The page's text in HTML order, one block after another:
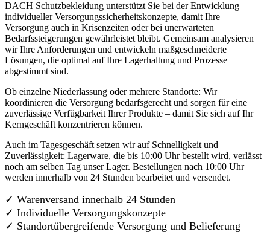
DACH Schutzbekleidung unterstützt Sie bei der Entwicklung
individueller Versorgungssicherheitskonzepte, damit Ihre
Versorgung auch in Krisenzeiten oder bei unerwarteten
Bedarfssteigerungen gewährleistet bleibt. Gemeinsam analysieren
wir Ihre Anforderungen und entwickeln maßgeschneiderte
Lösungen, die optimal auf Ihre Lagerhaltung und Prozesse
abgestimmt sind.
Ob einzelne Niederlassung oder mehrere Standorte: Wir
koordinieren die Versorgung bedarfsgerecht und sorgen für eine
zuverlässige Verfügbarkeit Ihrer Produkte – damit Sie sich auf Ihr
Kerngeschäft konzentrieren können.
Auch im Tagesgeschäft setzen wir auf Schnelligkeit und
Zuverlässigkeit: Lagerware, die bis 10:00 Uhr bestellt wird, verlässt
noch am selben Tag unser Lager. Bestellungen nach 10:00 Uhr
werden innerhalb von 24 Stunden bearbeitet und versendet.
✓ Warenversand innerhalb 24 Stunden
✓ Individuelle Versorgungskonzepte
✓ Standortübergreifende Versorgung und Belieferung